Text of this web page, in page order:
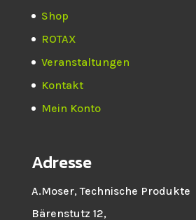
Shop
ROTAX
Veranstaltungen
Kontakt
Mein Konto
Adresse
A.Moser, Technische Produkte
Bärenstutz 12,